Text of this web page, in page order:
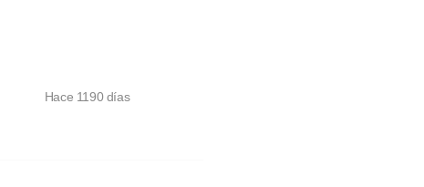
Hace 1190 días